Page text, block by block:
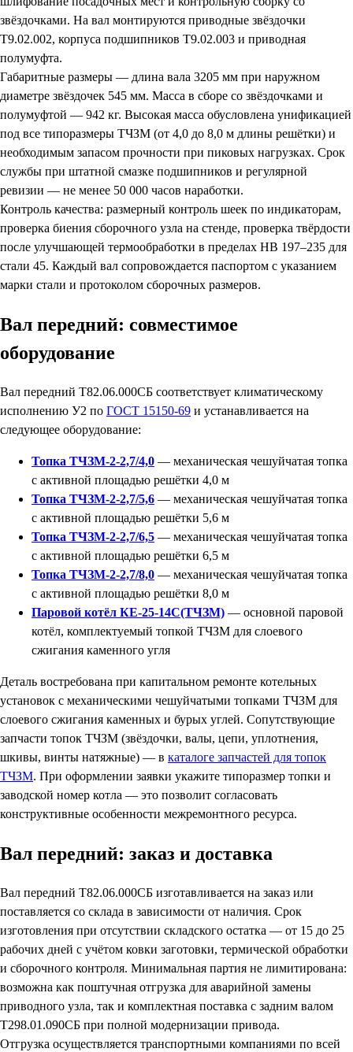
звёздочками. На вал монтируются приводные звёздочки
Т9.02.002, корпуса подшипников Т9.02.003 и приводная
полумуфта.
Габаритные размеры — длина вала 3205 мм при наружном
диаметре звёздочек 545 мм. Масса в сборе со звёздочками и
полумуфтой — 942 кг. Высокая масса обусловлена унификацией
под все типоразмеры ТЧЗМ (от 4,0 до 8,0 м длины решётки) и
необходимым запасом прочности при пиковых нагрузках. Срок
службы при штатной смазке подшипников и регулярной
ревизии — не менее 50 000 часов наработки.
Контроль качества: размерный контроль шеек по индикаторам,
проверка биения сборочного узла на стенде, проверка твёрдости
после улучшающей термообработки в пределах НВ 197–235 для
стали 45. Каждый вал сопровождается паспортом с указанием
марки стали и протоколом сборочных размеров.
Вал передний: совместимое
оборудование
Вал передний Т82.06.000СБ соответствует климатическому
исполнению У2 по ГОСТ 15150-69 и устанавливается на
следующее оборудование:
Топка ТЧЗМ-2-2,7/4,0 — механическая чешуйчатая топка
с активной площадью решётки 4,0 м
Топка ТЧЗМ-2-2,7/5,6 — механическая чешуйчатая топка
с активной площадью решётки 5,6 м
Топка ТЧЗМ-2-2,7/6,5 — механическая чешуйчатая топка
с активной площадью решётки 6,5 м
Топка ТЧЗМ-2-2,7/8,0 — механическая чешуйчатая топка
с активной площадью решётки 8,0 м
Паровой котёл КЕ-25-14С(ТЧЗМ) — основной паровой
котёл, комплектуемый топкой ТЧЗМ для слоевого
сжигания каменного угля
Деталь востребована при капитальном ремонте котельных
установок с механическими чешуйчатыми топками ТЧЗМ для
слоевого сжигания каменных и бурых углей. Сопутствующие
запчасти топок ТЧЗМ (звёздочки, валы, цепи, уплотнения,
шкивы, винты натяжные) — в каталоге запчастей для топок
ТЧЗМ. При оформлении заявки укажите типоразмер топки и
заводской номер котла — это позволит согласовать
конструктивные особенности межремонтного ресурса.
Вал передний: заказ и доставка
Вал передний Т82.06.000СБ изготавливается на заказ или
поставляется со склада в зависимости от наличия. Срок
изготовления при отсутствии складского остатка — от 15 до 25
рабочих дней с учётом ковки заготовки, термической обработки
и сборочного контроля. Минимальная партия не лимитирована:
возможна как поштучная отгрузка для аварийной замены
приводного узла, так и комплектная поставка с задним валом
Т298.01.090СБ при полной модернизации привода.
Отгрузка осуществляется транспортными компаниями по всей